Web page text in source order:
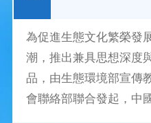
為促進生態文化繁榮發
潮，推出兼具思想深度
品，由生態環境部宣傳
會聯絡部聯合發起，中